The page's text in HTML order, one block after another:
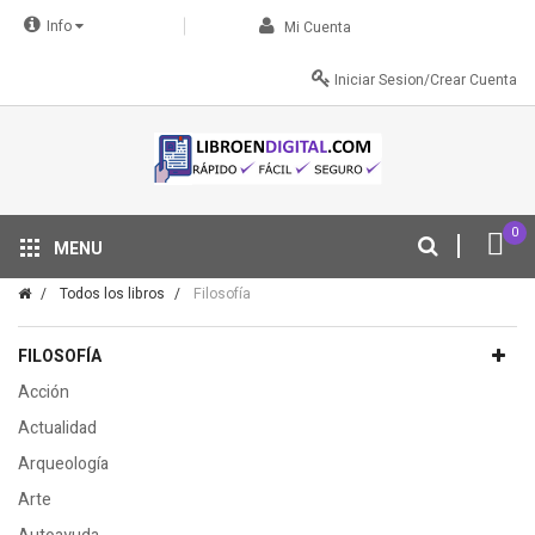
Info Mi Cuenta
Iniciar Sesion/Crear Cuenta
0
MENU
Tu descuento se aplica automáticamente en el carrito
Todos los libros Filosofía
FILOSOFÍA
Acción
Actualidad
Arqueología
Arte